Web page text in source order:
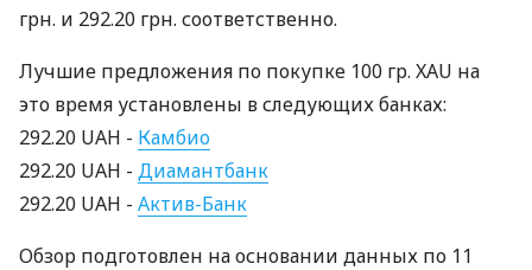
грн. и 292.20 грн. соответственно.
Лучшие предложения по покупке 100 гр. XAU на
это время установлены в следующих банках:
292.20 UAH - Камбио
292.20 UAH - Диамантбанк
292.20 UAH - Актив-Банк
Обзор подготовлен на основании данных по 11